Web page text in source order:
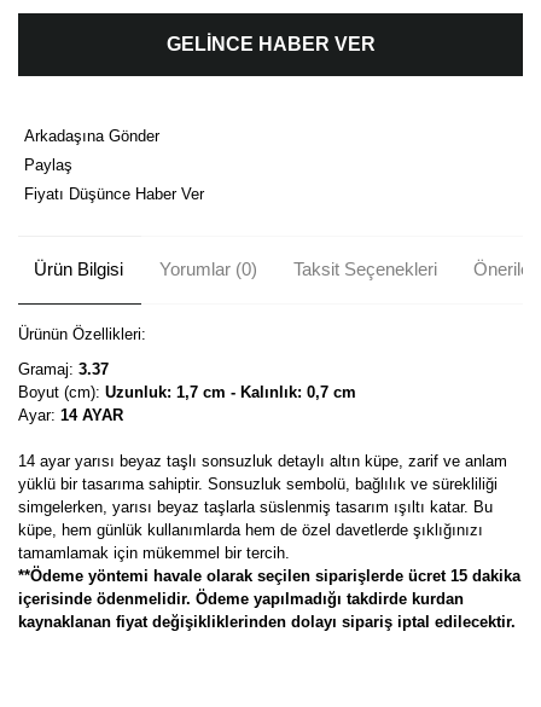
GELİNCE HABER VER
Arkadaşına Gönder
Paylaş
Fiyatı Düşünce Haber Ver
Ürün Bilgisi Yorumlar (0) Taksit Seçenekleri
Ürünün Özellikleri:
Gramaj: 3.37
Boyut (cm): Uzunluk: 1,7 cm - Kalınlık: 0,7 cm
Ayar: 14 AYAR
14 ayar yarısı beyaz taşlı sonsuzluk detaylı altın küpe, zarif ve anlam
yüklü bir tasarıma sahiptir. Sonsuzluk sembolü, bağlılık ve sürekliliği
simgelerken, yarısı beyaz taşlarla süslenmiş tasarım ışıltı katar. Bu
küpe, hem günlük kullanımlarda hem de özel davetlerde şıklığınızı
tamamlamak için mükemmel bir tercih.
**Ödeme yöntemi havale olarak seçilen siparişlerde ücret 15 dakika
içerisinde ödenmelidir. Ödeme yapılmadığı takdirde kurdan
kaynaklanan fiyat değişikliklerinden dolayı sipariş iptal edilecektir.